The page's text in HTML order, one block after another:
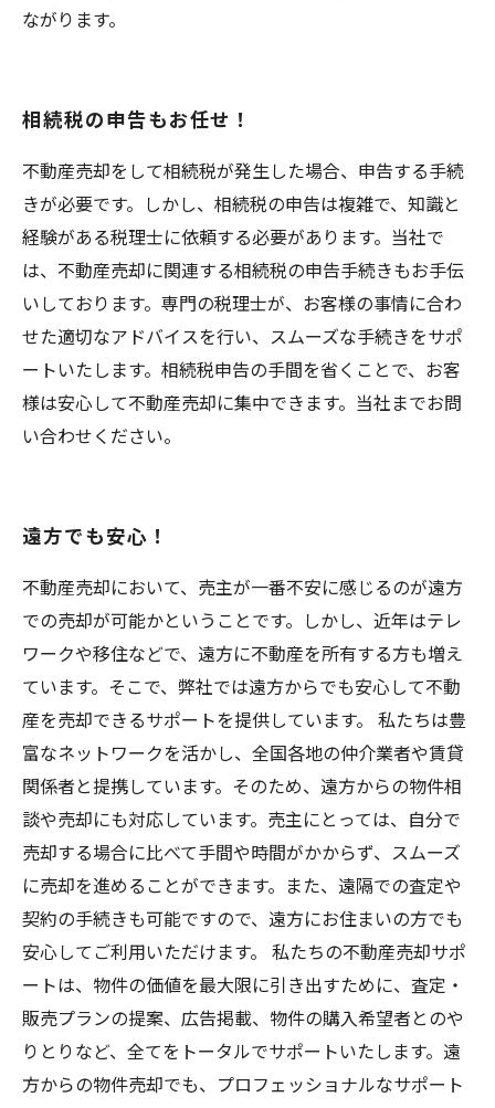
ながります。
相続税の申告もお任せ！
不動産売却をして相続税が発生した場合、申告する手続
きが必要です。しかし、相続税の申告は複雑で、知識と
経験がある税理士に依頼する必要があります。当社で
は、不動産売却に関連する相続税の申告手続きもお手伝
いしております。専門の税理士が、お客様の事情に合わ
せた適切なアドバイスを行い、スムーズな手続きをサポ
ートいたします。相続税申告の手間を省くことで、お客
様は安心して不動産売却に集中できます。当社までお問
い合わせください。
遠方でも安心！
不動産売却において、売主が一番不安に感じるのが遠方
での売却が可能かということです。しかし、近年はテレ
ワークや移住などで、遠方に不動産を所有する方も増え
ています。そこで、弊社では遠方からでも安心して不動
産を売却できるサポートを提供しています。 私たちは豊
富なネットワークを活かし、全国各地の仲介業者や賃貸
関係者と提携しています。そのため、遠方からの物件相
談や売却にも対応しています。売主にとっては、自分で
売却する場合に比べて手間や時間がかからず、スムーズ
に売却を進めることができます。また、遠隔での査定や
契約の手続きも可能ですので、遠方にお住まいの方でも
安心してご利用いただけます。 私たちの不動産売却サポ
ートは、物件の価値を最大限に引き出すために、査定・
販売プランの提案、広告掲載、物件の購入希望者とのや
りとりなど、全てをトータルでサポートいたします。遠
方からの物件売却でも、プロフェッショナルなサポート